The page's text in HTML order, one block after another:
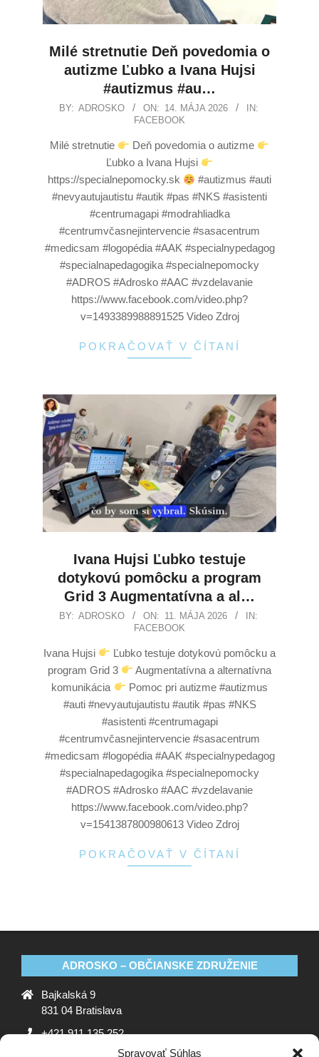
Spravovať Súhlas
Milé stretnutie Deň povedomia o
autizme Ľubko a Ivana Hujsi
#autizmus #au…
BY: ADROSKO ON: 14. MÁJA 2026
IN:
FACEBOOK
Milé stretnutie
Deň povedomia o autizme
Ľubko a Ivana Hujsi
https://specialnepomocky.sk
#autizmus #auti
#nevyautujautistu #autik #pas #NKS #asistenti
#centrumagapi #modrahliadka
#centrumvčasnejintervencie #sasacentrum
#medicsam #logopédia #AAK #specialnypedagog
#specialnapedagogika #specialnepomocky
#ADROS #Adrosko #AAC #vzdelavanie
https://www.facebook.com/video.php?
v=1493389988891525 Video Zdroj
POKRAČOVAŤ V ČÍTANÍ
Ivana Hujsi Ľubko testuje
dotykovú pomôcku a program
Grid 3 Augmentatívna a al…
BY: ADROSKO ON: 11. MÁJA 2026
IN:
FACEBOOK
Ivana Hujsi
Ľubko testuje dotykovú pomôcku a
program Grid 3
Augmentatívna a alternatívna
komunikácia
Pomoc pri autizme #autizmus
#auti #nevyautujautistu #autik #pas #NKS
#asistenti #centrumagapi
#centrumvčasnejintervencie #sasacentrum
#medicsam #logopédia #AAK #specialnypedagog
#specialnapedagogika #specialnepomocky
#ADROS #Adrosko #AAC #vzdelavanie
https://www.facebook.com/video.php?
v=1541387800980613 Video Zdroj
POKRAČOVAŤ V ČÍTANÍ
ADROSKO – OBČIANSKE ZDRUŽENIE
Bajkalská 9
831 04 Bratislava
+421 911 135 252